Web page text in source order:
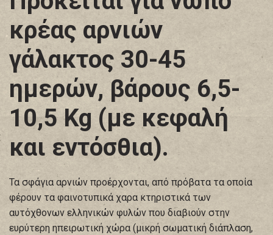
κρέας αρνιών
γάλακτος 30-45
ημερών, βάρους 6,5-
10,5 Kg (με κεφαλή
και εντόσθια).
Τα σφάγια αρνιών προέρχονται, από πρόβατα τα οποία
φέρουν τα φαινοτυπικά χαρα κτηριστικά των
αυτόχθoνων ελληνικών φυλών που διαβιούν στην
ευρύτερη ηπειρωτική χώρα (μικρή σωματική διάπλαση,